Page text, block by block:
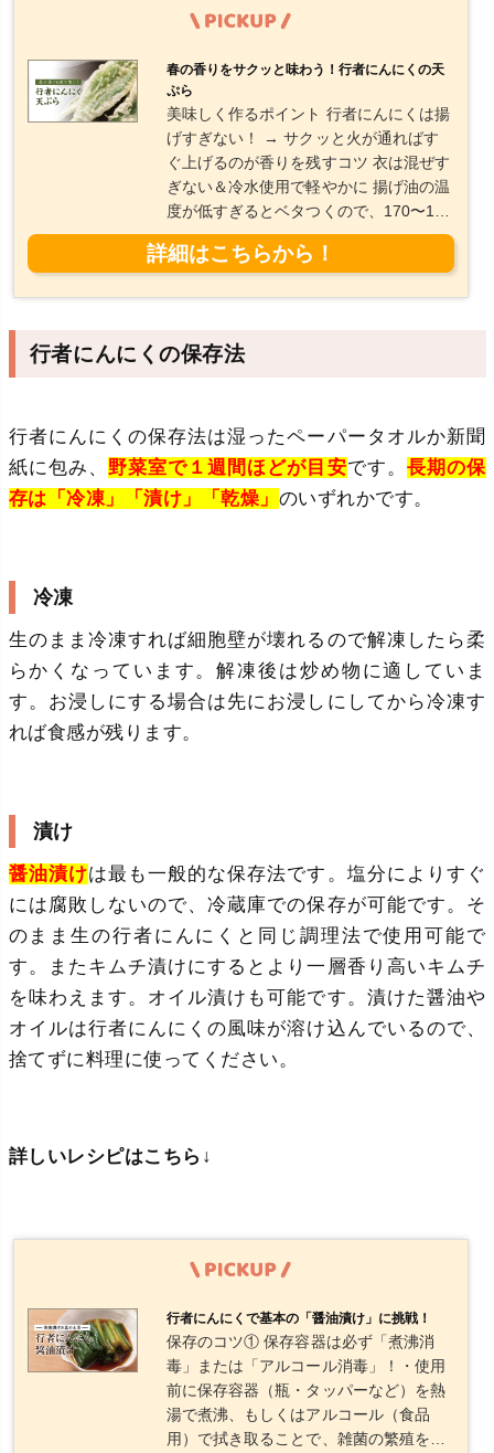
春の香りをサクッと味わう！行者にんにくの天
ぷら
美味しく作るポイント 行者にんにくは揚
げすぎない！ → サクッと火が通ればす
ぐ上げるのが香りを残すコツ 衣は混ぜす
ぎない＆冷水使用で軽やかに 揚げ油の温
度が低すぎるとベタつくので、170〜18
0℃をキープ行者にんにくの天ぷらの冷凍
保存方法1. 冷凍する前にしっかり冷ます
つラップ or バラ凍結 1つずつラップで包
ッパーバッグにま...
行者にんにくの保存法
行者にんにくの保存法は湿ったペーパータオルか新聞
紙に包み、 野菜室で１週間ほどが目安です。 長期の保
存は「冷凍」「漬け」「乾燥」 のいずれかです。
冷凍
生のまま冷凍すれば細胞壁が壊れるので解凍したら柔
らかくなっています。解凍後は炒め物に適していま
す。お浸しにする場合は先にお浸しにしてから冷凍す
れば食感が残ります。
漬け
醤油漬けは最も一般的な保存法です。塩分によりすぐ
には腐敗しないので、冷蔵庫での保存が可能です。そ
のまま生の行者にんにくと同じ調理法で使用可能で
す。またキムチ漬けにするとより一層香り高いキムチ
を味わえます。オイル漬けも可能です。漬けた醤油や
オイルは行者にんにくの風味が溶け込んでいるので、
捨てずに料理に使ってください。
詳しいレシピはこちら↓
行者にんにくで基本の「醤油漬け」に挑戦！
保存のコツ① 保存容器は必ず「煮沸消
毒」または「アルコール消毒」！・使用
前に保存容器（瓶・タッパーなど）を熱
湯で煮沸、もしくはアルコール（食品
用）で拭き取ることで、雑菌の繁殖を防